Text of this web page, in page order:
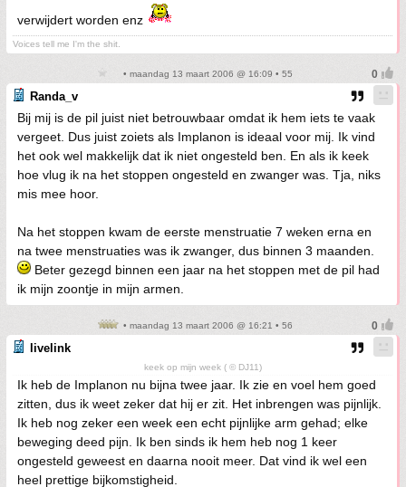
verwijdert worden enz
Voices tell me I'm the shit.
• maandag 13 maart 2006 @ 16:09 • 55
Randa_v
Bij mij is de pil juist niet betrouwbaar omdat ik hem iets te vaak
vergeet. Dus juist zoiets als Implanon is ideaal voor mij. Ik vind
het ook wel makkelijk dat ik niet ongesteld ben. En als ik keek
hoe vlug ik na het stoppen ongesteld en zwanger was. Tja, niks
mis mee hoor.
Na het stoppen kwam de eerste menstruatie 7 weken erna en
na twee menstruaties was ik zwanger, dus binnen 3 maanden.
Beter gezegd binnen een jaar na het stoppen met de pil had
ik mijn zoontje in mijn armen.
• maandag 13 maart 2006 @ 16:21 • 56
livelink
keek op mijn week ( © DJ11)
Ik heb de Implanon nu bijna twee jaar. Ik zie en voel hem goed
zitten, dus ik weet zeker dat hij er zit. Het inbrengen was pijnlijk.
Ik heb nog zeker een week een echt pijnlijke arm gehad; elke
beweging deed pijn. Ik ben sinds ik hem heb nog 1 keer
ongesteld geweest en daarna nooit meer. Dat vind ik wel een
heel prettige bijkomstigheid.